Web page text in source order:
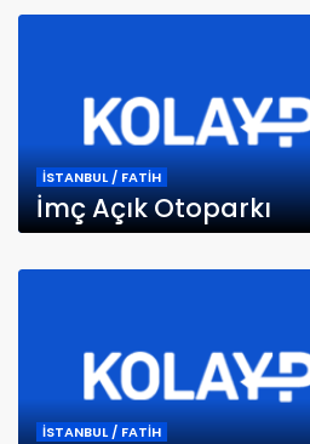
İSTANBUL / FATİH
İmç Açık Otoparkı
İSTANBUL / FATİH